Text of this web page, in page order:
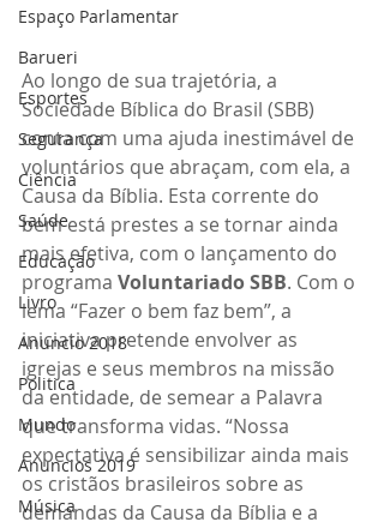
Espaço Parlamentar
Barueri
Esportes
Segurança
Ciência
Saúde
Educação
Livro
Anuncio 2018
Politica
Mundo
Anuncios 2019
Música
Ao longo de sua trajetória, a
Sociedade Bíblica do Brasil (SBB)
conta com uma ajuda inestimável de
voluntários que abraçam, com ela, a
Causa da Bíblia. Esta corrente do
bem está prestes a se tornar ainda
mais efetiva, com o lançamento do
programa Voluntariado SBB. Com o
lema “Fazer o bem faz bem”, a
iniciativa pretende envolver as
igrejas e seus membros na missão
da entidade, de semear a Palavra
que transforma vidas. “Nossa
expectativa é sensibilizar ainda mais
os cristãos brasileiros sobre as
demandas da Causa da Bíblia e a